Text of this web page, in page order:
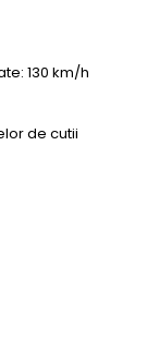
130 km/h
de cutii